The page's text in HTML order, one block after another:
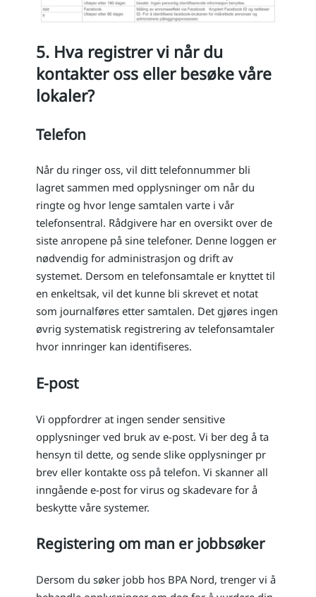
5. Hva registrer vi når du
kontakter oss eller besøke våre
lokaler?
Telefon
Når du ringer oss, vil ditt telefonnummer bli
lagret sammen med opplysninger om når du
ringte og hvor lenge samtalen varte i vår
telefonsentral. Rådgivere har en oversikt over de
siste anropene på sine telefoner. Denne loggen er
nødvendig for administrasjon og drift av
systemet. Dersom en telefonsamtale er knyttet til
en enkeltsak, vil det kunne bli skrevet et notat
som journalføres etter samtalen. Det gjøres ingen
øvrig systematisk registrering av telefonsamtaler
hvor innringer kan identifiseres.
E-post
Vi oppfordrer at ingen sender sensitive
opplysninger ved bruk av e-post. Vi ber deg å ta
hensyn til dette, og sende slike opplysninger pr
brev eller kontakte oss på telefon. Vi skanner all
inngående e-post for virus og skadevare for å
beskytte våre systemer.
Registering om man er jobbsøker
Dersom du søker jobb hos BPA Nord, trenger vi å